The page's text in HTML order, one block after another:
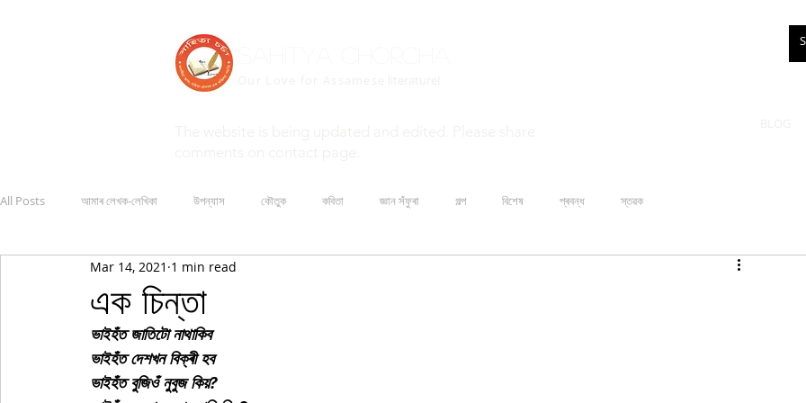
All Posts আমাৰ লেখক-লেখিকা উপন্যাস কৌতুক কবিতা জ্ঞান সঁফুৰা গল্প বিশেষ প্ৰবন্ধ স্তৱক
এক চিন্তা
Mar 14, 2021 1 min read
ভাইহঁত জাতিটো নাথাকিব
ভাইহঁত দেশখন বিক্ৰী হব
ভাইহঁত বুজিওঁ নুবুজ কিয়?